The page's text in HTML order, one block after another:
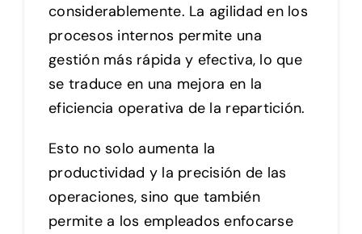
considerablemente. La agilidad en los
procesos internos permite una
gestión más rápida y efectiva, lo que
se traduce en una mejora en la
eficiencia operativa de la repartición.
Esto no solo aumenta la
productividad y la precisión de las
operaciones, sino que también
permite a los empleados enfocarse